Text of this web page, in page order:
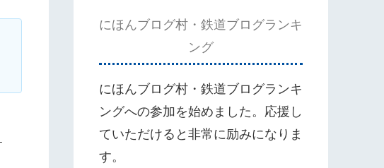
にほんブログ村・鉄道ブログランキ
ング
にほんブログ村・鉄道ブログランキ
ングへの参加を始めました。応援し
ていただけると非常に励みになりま
す。